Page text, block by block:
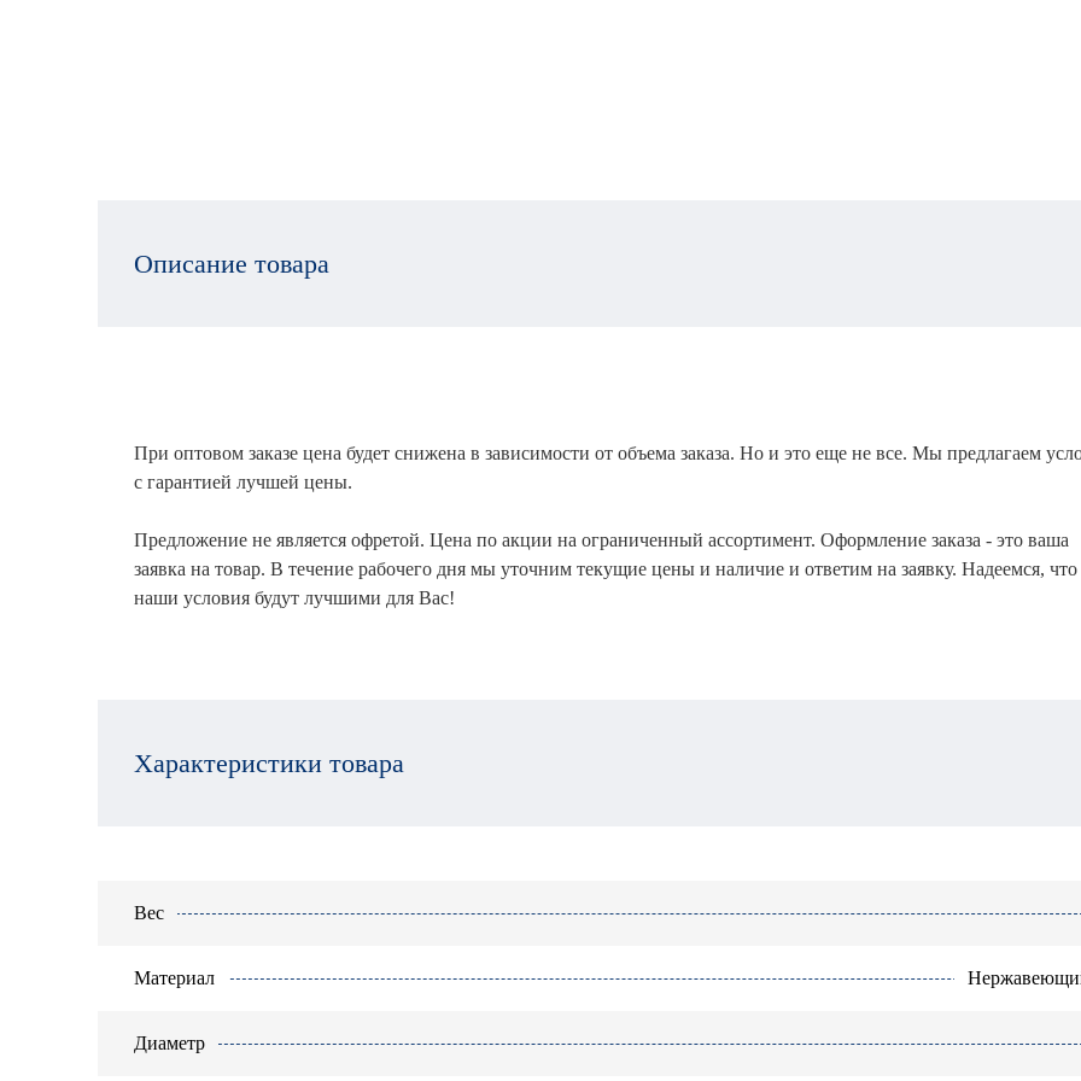
Описание товара
При оптовом заказе цена будет снижена в зависимости от объема заказа. Но и это еще не все. Мы предлагаем
с гарантией лучшей цены.
Предложение не является офретой. Цена по акции на ограниченный ассортимент. Оформление заказа - это ваша
заявка на товар. В течение рабочего дня мы уточним текущие цены и наличие и ответим на заявку. Надеемся, что
наши условия будут лучшими для Вас!
Характеристики товара
Вес
Материал
Диаметр